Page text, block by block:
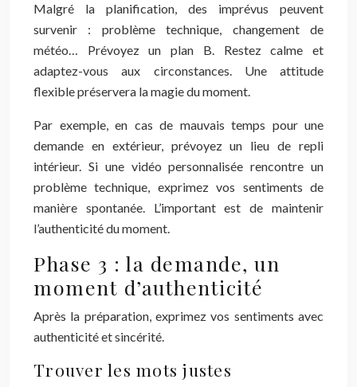
Malgré la planification, des imprévus peuvent
survenir : problème technique, changement de
météo… Prévoyez un plan B. Restez calme et
adaptez-vous aux circonstances. Une attitude
flexible préservera la magie du moment.
Par exemple, en cas de mauvais temps pour une
demande en extérieur, prévoyez un lieu de repli
intérieur. Si une vidéo personnalisée rencontre un
problème technique, exprimez vos sentiments de
manière spontanée. L’important est de maintenir
l’authenticité du moment.
Phase 3 : la demande, un
moment d’authenticité
Après la préparation, exprimez vos sentiments avec
authenticité et sincérité.
Trouver les mots justes